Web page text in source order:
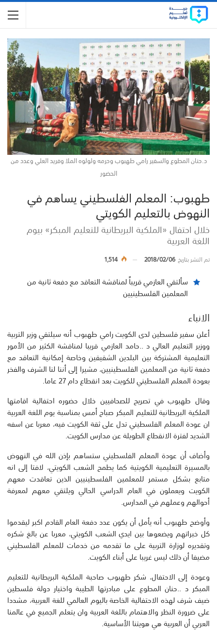
د.حنان المطوع والسفير رامي طهبوب وحرمه ولولوه الملا وفريد العلي وعدد من
الحضور
طهبوب: المعلم الفلسطيني يساهم في
النهوض بالتعليم الكويتي
خلال احتفال «الملكية البريطانية للتعليم المبكر» بيوم
اللغة العربية
تم النشر بتاريخ2018/02/06
1,514
سألتقي العازمي قريباً لمناقشة التعاقد مع دفعة ثانية من
المعلمين الفلسطينيين
الانباء
أعلن سفير فلسطين لدى الكويت رامي طهبوب أنه سيلتقي وزير التربية
ووزير التعليم العالي د ..حامد العازمي قريبا لمناقشة الكثير من الأمور
التعليمية المشتركة بين البلدين الشقيقين وخاصة إمكانية التعاقد مع
دفعة ثانية من المعلمين الفلسطينيين، مشيرا إلى أننا لنا الشرف والفخر
بعودة المعلم الفلسطيني للكويت بعد انقطاع دام 27 عاما.
وقال طهبوب في تصريح للصحافيين خلال حضوره احتفالية اقامتها
الملكية البريطانية للتعليم المبكر صباح أمس بمناسبة يوم اللغة العربية
ان عودة المعلم الفلسطيني تدل على ثقة الكويت فيه، معربا عن اسفه
الشديد لفترة الانقطاع الطويلة عن مدارس الكويت.
وأضاف أن عودة المعلم الفلسطيني ستساهم بإذن الله في النهوض
بالمسيرة التعليمية الكويتية كما يطمح الشعب الكويتي، لافتا إلى انه
متابع بشكل مستمر للمعلمين الفلسطينيين الذين تعاقدت معهم
الكويت ويعملون في العام الدراسي الحالي ويلتقي معهم لمعرفة
أحوالهم وعملهم في المدارس.
وأوضح طهبوب أنه يأمل أن يكون عدد دفعة العام القادم اكبر ليقدموا
كل خبراتهم ويضعوها بين ايدي الشعب الكويتي، معربا عن بالغ شكره
وتقديره لوزارة التربية على ما تقدمه من خدمات للمعلم الفلسطيني
مضيفا أن ذلك ليس غريبا على أبناء الكويت.
وعودة إلى الاحتفال، شكر طهبوب صاحبة الملكية البريطانية للتعليم
المبكر د ..حنان المطوع على مبادرتها الطيبة واختيار دولة فلسطين
ضيف شرف لهذه الاحتفالية الخاصة باليوم العالمي للغة العربية، مشددا
على ضرورة النظر والاهتمام باللغة العربية وان يتعلم الجميع في عالمنا
العربي أن العربية هي هويتنا الأساسية.